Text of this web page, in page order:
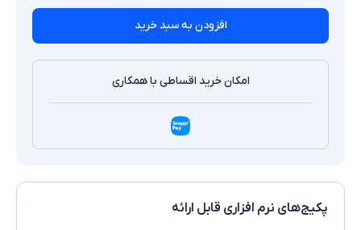
افزودن به سبد خرید
امکان خرید اقساطی با همکاری
پکیج‌های نرم افزاری قابل ارائه